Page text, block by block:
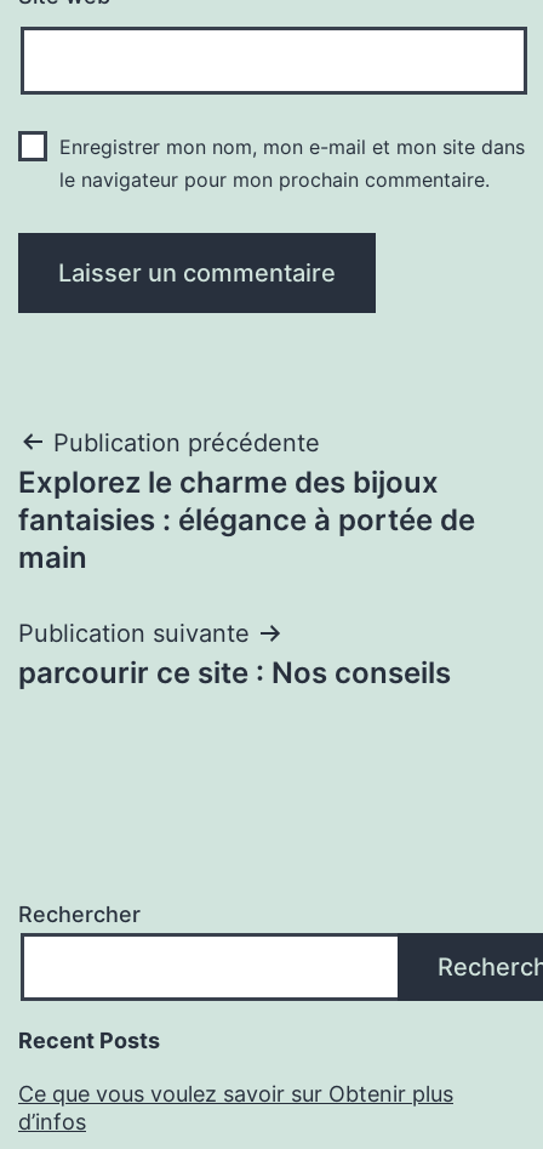
Enregistrer mon nom, mon e-mail et mon site dans
le navigateur pour mon prochain commentaire.
Navigation
de
l’article
Publication précédente
Explorez le charme des bijoux
fantaisies : élégance à portée de
main
Publication suivante
parcourir ce site : Nos conseils
Rechercher
Recent Posts
Ce que vous voulez savoir sur Obtenir plus
d’infos